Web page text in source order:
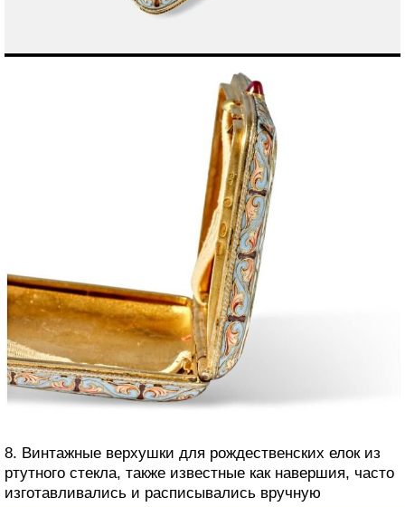
8. Винтажные верхушки для рождественских елок из
ртутного стекла, также известные как навершия, часто
изготавливались и расписывались вручную